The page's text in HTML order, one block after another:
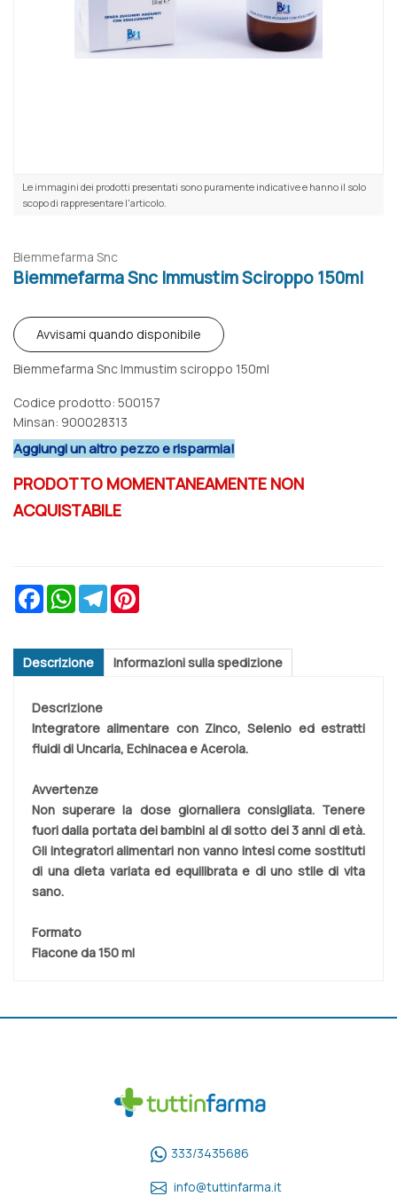
Le immagini dei prodotti presentati sono puramente indicative e hanno il solo
scopo di rappresentare l'articolo.
Biemmefarma Snc
Biemmefarma Snc Immustim Sciroppo 150ml
Avvisami quando disponibile
Biemmefarma Snc Immustim sciroppo 150ml
Codice prodotto: 500157
Minsan: 900028313
Aggiungi un altro pezzo e risparmia!
PRODOTTO MOMENTANEAMENTE NON
ACQUISTABILE
FacebookWhatsAppTelegram
Descrizione Informazioni sulla spedizione
Descrizione
Integratore alimentare con Zinco, Selenio ed estratti
fluidi di Uncaria, Echinacea e Acerola.
Avvertenze
Non superare la dose giornaliera consigliata. Tenere
fuori dalla portata dei bambini al di sotto dei 3 anni di età.
Gli integratori alimentari non vanno intesi come sostituti
di una dieta variata ed equilibrata e di uno stile di vita
sano.
Formato
Flacone da 150 ml
333/3435686
info@tuttinfarma.it